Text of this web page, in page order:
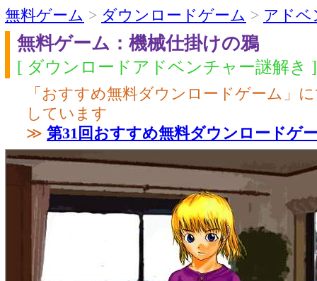
無料ゲーム > ダウンロードゲーム > アドベ
無料ゲーム：機械仕掛けの鴉
[ ダウンロードアドベンチャー謎解き ]
「おすすめ無料ダウンロードゲーム」
しています
≫ 第31回おすすめ無料ダウンロードゲ